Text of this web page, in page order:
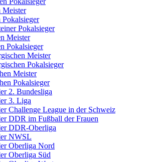
Meister
Pokalsieger
Meister
Pokalsieger
Meister
Pokalsieger
Meister
Pokalsieger
2. Bundesliga
3. Liga
Challenge League in der Schweiz
DDR im Fußball der Frauen
DDR-Oberliga
NWSL
Oberliga Nord
Oberliga Süd